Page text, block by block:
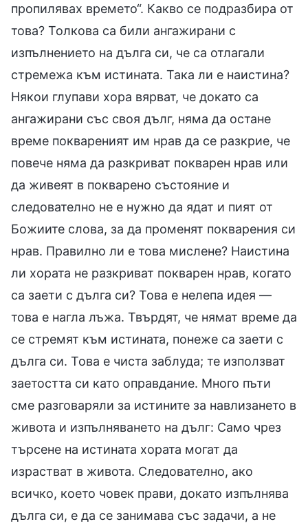
пропилявах времето“. Какво се подразбира от
това? Толкова са били ангажирани с
изпълнението на дълга си, че са отлагали
стремежа към истината. Така ли е наистина?
Някои глупави хора вярват, че докато са
ангажирани със своя дълг, няма да остане
време поквареният им нрав да се разкрие, че
повече няма да разкриват покварен нрав или
да живеят в покварено състояние и
следователно не е нужно да ядат и пият от
Божиите слова, за да променят покварения си
нрав. Правилно ли е това мислене? Наистина
ли хората не разкриват покварен нрав, когато
са заети с дълга си? Това е нелепа идея —
това е нагла лъжа. Твърдят, че нямат време да
се стремят към истината, понеже са заети с
дълга си. Това е чиста заблуда; те използват
заетостта си като оправдание. Много пъти
сме разговаряли за истините за навлизането в
живота и изпълняването на дълг: Само чрез
търсене на истината хората могат да
израстват в живота. Следователно, ако
всичко, което човек прави, докато изпълнява
дълга си, е да се занимава със задачи, а не